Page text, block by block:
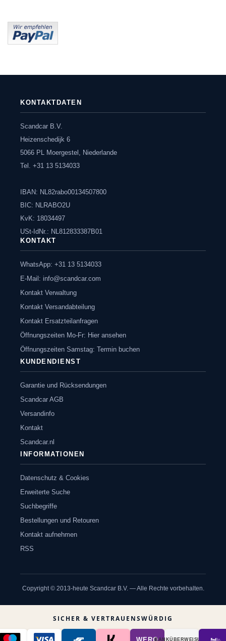
KONTAKTDATEN
Scandcar B.V.
Heizenschedijk 6
5066 PL Moergestel, Niederlande
Tel. +31 13 5134033
IBAN: NL82rabo00134507800
BIC: NLRABO2U
KvK: 18034497
USt-IdNr.: NL812833387B01
KONTAKT
WhatsApp: +31 13 5134033
E-Mail: info@scandcar.com
Kontakt Verwaltung
Kontakt Versandabteilung
Kontakt Ersatzteilanfragen
Öffnungszeiten Mo-Fr: Hier ansehen
Öffnungszeiten Samstag: Termin buchen
KUNDENDIENST
Garantie und Rücksendungen
Scandcar AGB
Versandinfo
Kontakt
Scandcar.nl
INFORMATIONEN
Datenschutz & Cookies
Erweiterte Suche
Suchbegriffe
Bestellungen und Retouren
Kontakt aufnehmen
RSS
Copyright © 2013-heute Scandcar B.V. — Alle Rechte vorbehalten.
SICHER & VERTRAUENSWÜRDIG
WEROBANK­ÜBER­WEISUNG